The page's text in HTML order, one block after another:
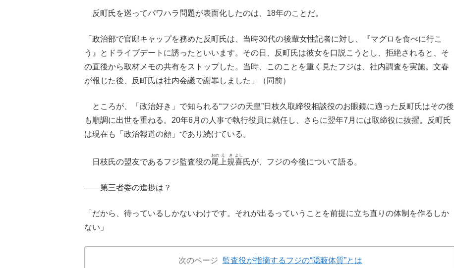
反町氏を巡ってパワハラ問題が表面化したのは、18年のことだ。
「政治部で官邸キャップを務めた反町氏は、当時30代の後輩女性記者に対し、『マグロを食べに行こ
う』とドライブデートに誘ったといいます。その日、反町氏は彼女を口説こうとし、拒絶されると、そ
の直後から取材メモの共有をストップした。当時、このことを重く見たフジは、社内調査を実施。文春
が報じた後、反町氏は社内会議で謝罪しました」（同前）
ところが、「政治好き」で知られる“フジの天皇”日枝久取締役相談役のお眼鏡に適った反町氏はその後
も順調に出世を重ねる。20年6月の人事で執行役員に就任し、さらに翌年7月には取締役に抜擢。反町氏
は現在も「政治報道の顔」であり続けている。
日枝氏の盟友であるフジ監査役の尾
おの
上
え
規
き
喜
よし
氏が、フジの今後について語る。
――第三者委の進捗は？
「だから、待っているしかないわけです。それが出るっていうことを前提に立ち直りの体制を作るしか
ない」
次のページ 監査役が指摘するフジの“隠蔽体質”とは